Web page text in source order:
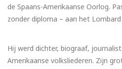
de Spaans-Amerikaanse Oorlog.
zonder diploma – aan het Lombard
Hij werd dichter, biograaf,
Amerikaanse volksliederen. Zijn